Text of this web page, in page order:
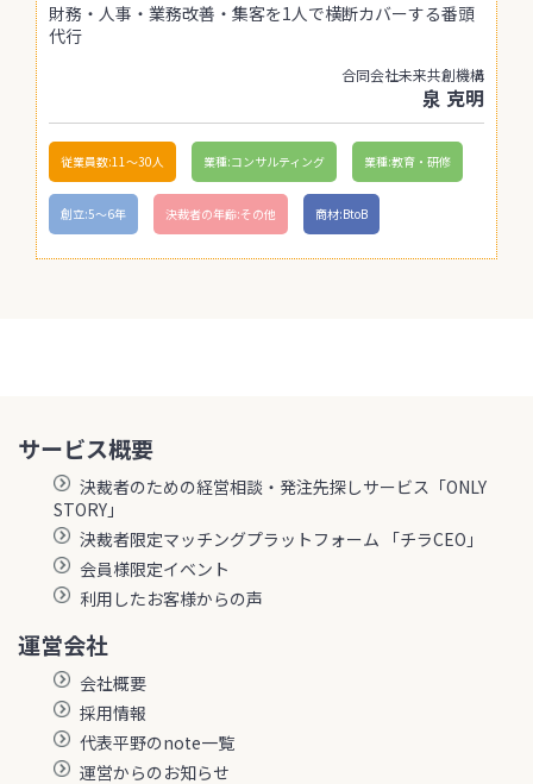
財務・人事・業務改善・集客を1人で横断カバーする番頭
代行
合同会社未来共創機構
泉 克明
従業員数:11〜30人 業種:コンサルティング 業種:教育・研修
創立:5〜6年 決裁者の年齢:その他 商材:BtoB
サービス概要
決裁者のための経営相談・発注先探しサービス「ONLY
STORY」
決裁者限定マッチングプラットフォーム 「チラCEO」
会員様限定イベント
利用したお客様からの声
運営会社
会社概要
採用情報
代表平野のnote一覧
運営からのお知らせ